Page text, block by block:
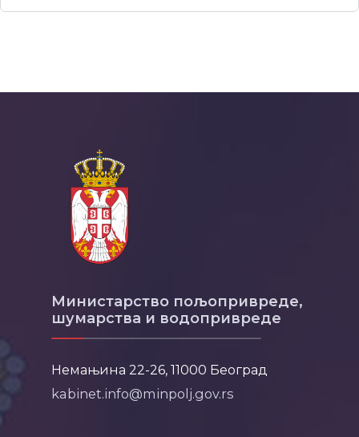
Министарство пољопривреде,
шумарства и водопривреде
Немањина 22-26, 11000 Београд
kabinet.info@minpolj.gov.rs